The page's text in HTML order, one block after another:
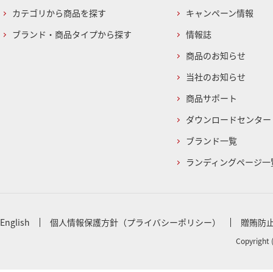
カテゴリから商品を探す
ブランド・商品タイプから探す
キャンペーン情報
情報誌
商品のお知らせ
当社のお知らせ
商品サポート
ダウンロードセンター
ブランド一覧
ランディングページ一
English 個人情報保護方針（プライバシーポリシー） 贈賄防
Copyright